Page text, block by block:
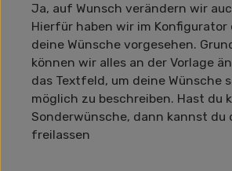
Ja, auf Wunsch verändern wir
Hierfür haben wir im Konfigurator
deine Wünsche vorgesehen.
können wir alles an der Vorlage
das Textfeld, um deine Wünsche
möglich zu beschreiben. Hast du
Sonderwünsche, dann kannst du
freilassen